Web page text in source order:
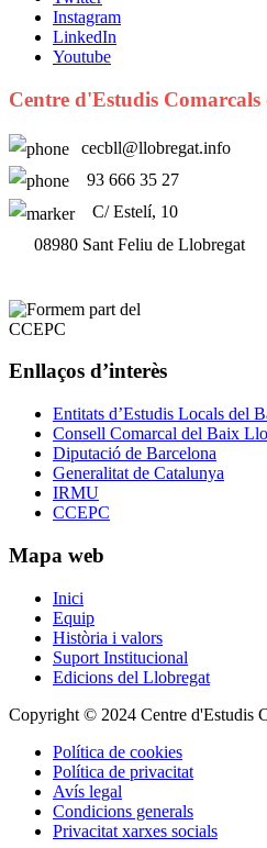
Instagram
LinkedIn
Youtube
Centre d'Estudis
cecbll@llobregat.info
93 666 35 27
C/ Estelí, 10
08980 Sant Feliu de Llobregat
Enllaços d’interès
Entitats d’Estudis Locals del
Consell Comarcal del Baix
Diputació de Barcelona
Generalitat de Catalunya
IRMU
CCEPC
Mapa web
Inici
Equip
Història i valors
Suport Institucional
Edicions del Llobregat
Copyright © 2024 Centre d'Estudis
Política de cookies
Política de privacitat
Avís legal
Condicions generals
Privacitat xarxes socials